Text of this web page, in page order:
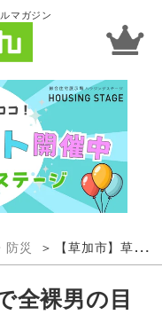
マガジン
防災 【草加市】草加3丁目で全裸男の目撃情報 下半身を露出する事案が発生 警察が注意呼びかけ
全裸男の目